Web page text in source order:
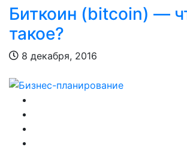
Биткоин (bitcoin) —
такое?
8 декабря, 2016